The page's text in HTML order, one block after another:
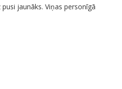
jaunāks. Viņas personīgā